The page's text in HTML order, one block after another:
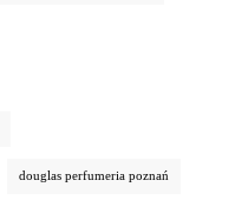
douglas perfumeria poznań